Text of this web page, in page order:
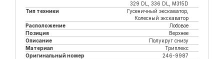
329 DL, 336 DL, M315D
Тип техники
Гусеничный экскаватор,
Колесный экскаватор
Расположение
Лобовое
Позиция
Верхнее
Описание
Полукруг снизу
Материал
Триплекс
Оригинальный номер
246-9987